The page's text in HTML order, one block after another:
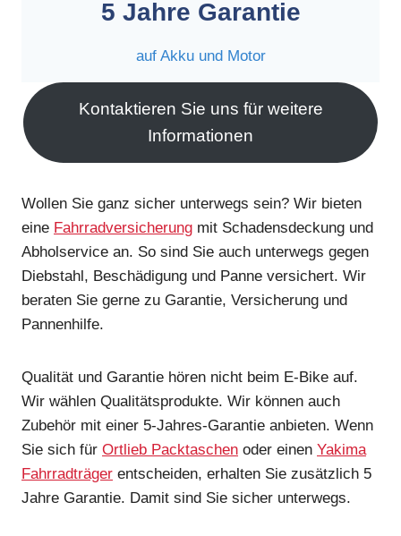
5 Jahre Garantie
auf Akku und Motor
Kontaktieren Sie uns für weitere
Informationen
Wollen Sie ganz sicher unterwegs sein? Wir bieten
eine Fahrradversicherung mit Schadensdeckung und
Abholservice an. So sind Sie auch unterwegs gegen
Diebstahl, Beschädigung und Panne versichert. Wir
beraten Sie gerne zu Garantie, Versicherung und
Pannenhilfe.
Qualität und Garantie hören nicht beim E-Bike auf.
Wir wählen Qualitätsprodukte. Wir können auch
Zubehör mit einer 5-Jahres-Garantie anbieten. Wenn
Sie sich für Ortlieb Packtaschen oder einen Yakima
Fahrradträger entscheiden, erhalten Sie zusätzlich 5
Jahre Garantie. Damit sind Sie sicher unterwegs.